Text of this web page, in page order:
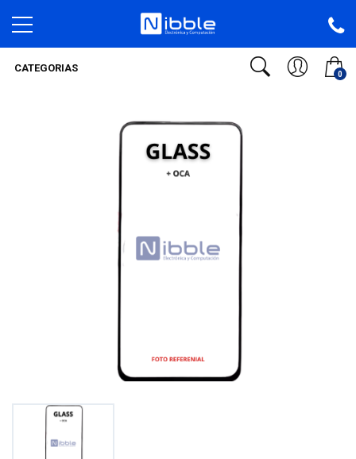
0
CATEGORIAS